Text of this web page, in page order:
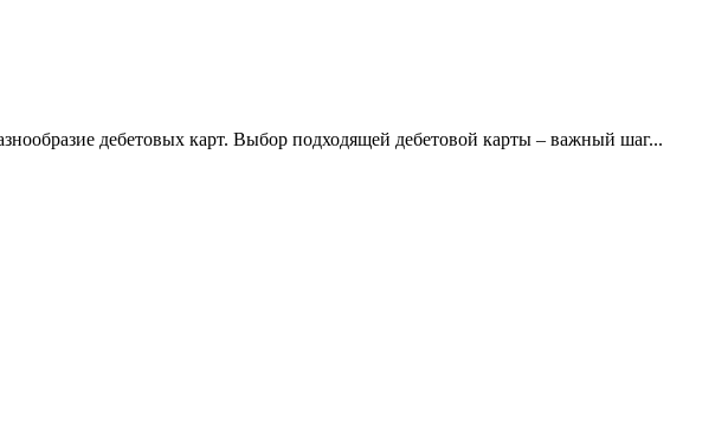
дебетовых карт. Выбор подходящей дебетовой карты – важный шаг...